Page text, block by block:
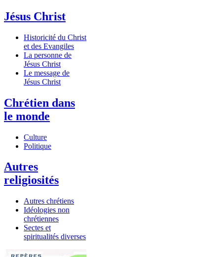
Jésus Christ
Historicité du Christ
et des Evangiles
La personne de
Jésus Christ
Le message de
Jésus Christ
Chrétien dans
le monde
Culture
Politique
Autres
religiosités
Autres chrétiens
Idéologies non
chrétiennes
Sectes et
spiritualités diverses